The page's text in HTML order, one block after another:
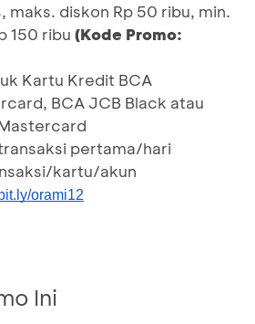
maks. diskon Rp 50 ribu, min.
150 ribu (Kode Promo:
Kartu Kredit BCA
BCA JCB Black atau
pertama/hari
kartu/akun
bit.ly/orami12
Ini